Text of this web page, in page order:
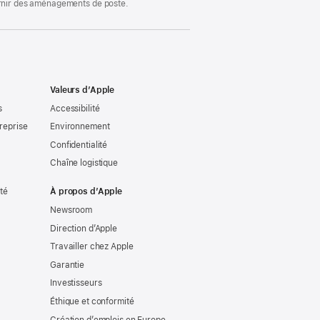
des aménagements de poste.
Valeurs d’Apple
Accessibilité
Environnement
Confidentialité
Chaîne logistique
À propos d’Apple
Newsroom
Direction d’Apple
Travailler chez Apple
Garantie
Investisseurs
Éthique et conformité